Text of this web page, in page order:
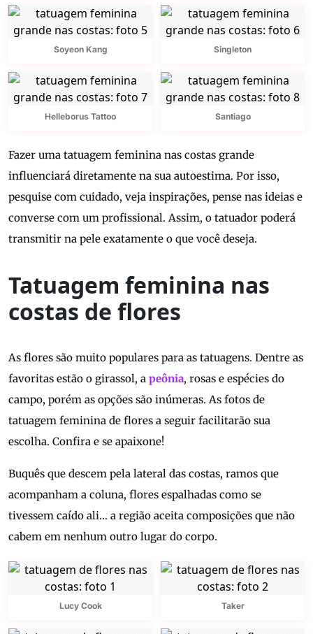
Soyeon Kang Singleton
Helleborus Tattoo Santiago
Fazer uma tatuagem feminina nas costas grande
influenciará diretamente na sua autoestima. Por isso,
pesquise com cuidado, veja inspirações, pense nas ideias e
converse com um profissional. Assim, o tatuador poderá
transmitir na pele exatamente o que você deseja.
Tatuagem feminina nas
costas de flores
As flores são muito populares para as tatuagens. Dentre as
favoritas estão o girassol, a peônia, rosas e espécies do
campo, porém as opções são inúmeras. As fotos de
tatuagem feminina de flores a seguir facilitarão sua
escolha. Confira e se apaixone!
Buquês que descem pela lateral das costas, ramos que
acompanham a coluna, flores espalhadas como se
tivessem caído ali… a região aceita composições que não
cabem em nenhum outro lugar do corpo.
Lucy Cook Taker